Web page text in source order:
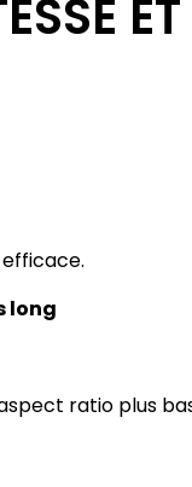
efficace.
long
ratio plus